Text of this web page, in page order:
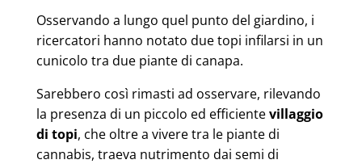
Osservando a lungo quel punto del giardino, i
ricercatori hanno notato due topi infilarsi in un
cunicolo tra due piante di canapa.
Sarebbero così rimasti ad osservare, rilevando
la presenza di un piccolo ed efficientevillaggio
di topi, che oltre a vivere tra le piante di
cannabis, traeva nutrimento dai semi di